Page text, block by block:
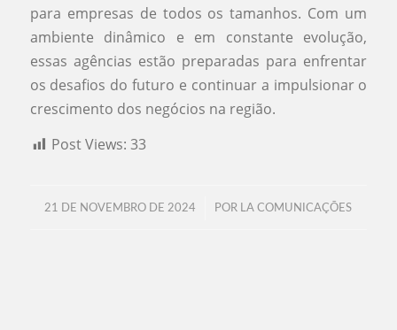
para empresas de todos os tamanhos. Com um
ambiente dinâmico e em constante evolução,
essas agências estão preparadas para enfrentar
os desafios do futuro e continuar a impulsionar o
crescimento dos negócios na região.
Post Views: 33
21 DE NOVEMBRO DE 2024
/ POR LA COMUNICAÇÕES